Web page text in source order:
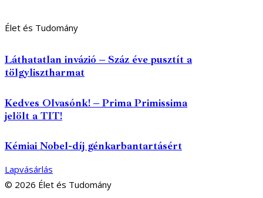
Élet és Tudomány
Láthatatlan invázió – Száz éve pusztít a
tölgylisztharmat
Kedves Olvasónk! – Prima Primissima
jelölt a TIT!
Kémiai Nobel-díj génkarbantartásért
Lapvásárlás
© 2026 Élet és Tudomány